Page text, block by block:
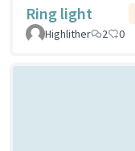
Ring light
Highlither
2 0